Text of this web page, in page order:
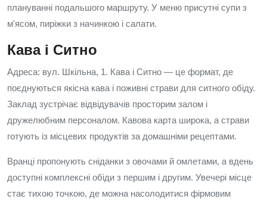
плануванні подальшого маршруту. У меню присутні супи з
м'ясом, пиріжки з начинкою і салати.
Кава і Ситно
Адреса: вул. Шкільна, 1. Кава і Ситно — це формат, де
поєднуються якісна кава і поживні страви для ситного обіду.
Заклад зустрічає відвідувачів просторим залом і
дружелюбним персоналом. Кавова карта широка, а страви
готують із місцевих продуктів за домашніми рецептами.
Вранці пропонують сніданки з овочами й омлетами, а вдень
доступні комплексні обіди з першим і другим. Увечері місце
стає тихою точкою, де можна насолодитися фірмовим